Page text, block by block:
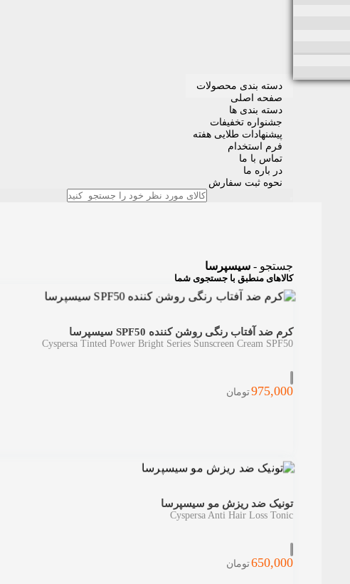
دسته بندی محصولات
صفحه اصلی
دسته بندی ها
جشنواره تخفیفات
پیشنهادات طلایی هفته
فرم استخدام
تماس با ما
در باره ما
نحوه ثبت سفارش
جستجو - سیسپرسا
کالاهای منطبق با جستجوی شما
کرم ضد آفتاب رنگی روشن کننده SPF50 سیسپرسا
Cyspersa Tinted Power Bright Series Sunscreen Cream SPF50
975,000تومان
تونیک ضد ریزش مو سیسپرسا
Cyspersa Anti Hair Loss Tonic
650,000تومان